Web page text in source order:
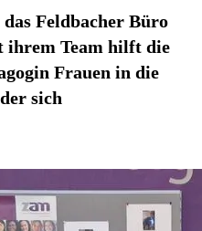
Feldbacher Büro
ihrem Team hilft die
Frauen in die
sich